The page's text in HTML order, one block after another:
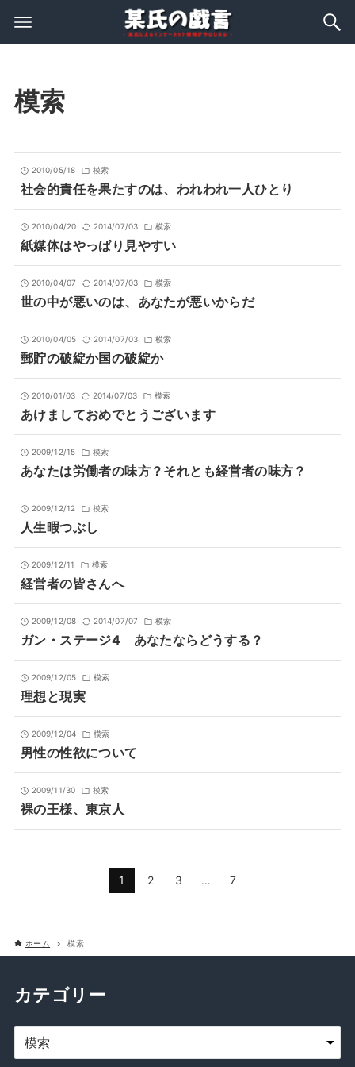
模索
2010/05/18 模索
社会的責任を果たすのは、われわれ一人ひとり
2010/04/20 2014/07/03 模索
紙媒体はやっぱり見やすい
2010/04/07 2014/07/03 模索
世の中が悪いのは、あなたが悪いからだ
2010/04/05 2014/07/03 模索
郵貯の破綻か国の破綻か
2010/01/03 2014/07/03 模索
あけましておめでとうございます
2009/12/15 模索
あなたは労働者の味方？それとも経営者の味方？
2009/12/12 模索
人生暇つぶし
2009/12/11 模索
経営者の皆さんへ
2009/12/08 2014/07/07 模索
ガン・ステージ4 あなたならどうする？
2009/12/05 模索
理想と現実
2009/12/04 模索
男性の性欲について
2009/11/30 模索
裸の王様、東京人
1 2 3 … 7
ホーム 模索
カテゴリー